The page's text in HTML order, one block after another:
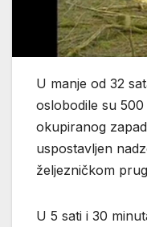
U manje od 32
oslobodile su
okupiranog
uspostavljen
željezničkom
U 5 sati i 30